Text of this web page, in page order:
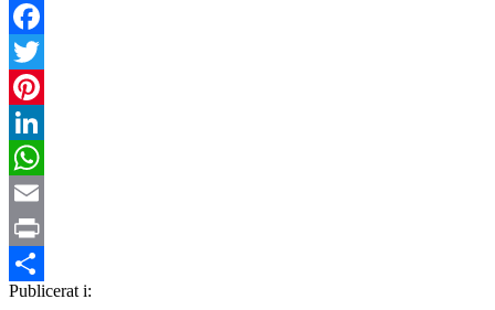
Facebook
Twitter
Pinterest
LinkedIn
WhatsApp
Email
Print
Dela
Publicerat i: